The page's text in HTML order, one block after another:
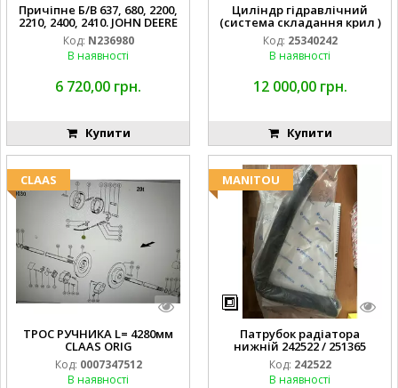
Причіпне Б/В 637, 680, 2200,
2210, 2400, 2410. JOHN DEERE
Код: N236980
В наявності
6 720,00 грн.
Купити
Циліндр гідравлічний
(система складання крил )
Код: 25340242
В наявності
12 000,00 грн.
Купити
CLAAS
ТРОС РУЧНИКА L= 4280мм
CLAAS ORIG
Код: 0007347512
В наявності
MANITOU
Патрубок радіатора
нижній 242522 / 251365
Код: 242522
В наявності